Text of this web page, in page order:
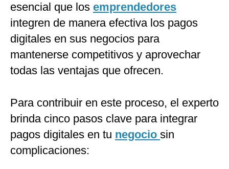
esencial que los emprendedores
integren de manera efectiva los pagos
digitales en sus negocios para
mantenerse competitivos y aprovechar
todas las ventajas que ofrecen.
Para contribuir en este proceso, el experto
brinda cinco pasos clave para integrar
pagos digitales en tu negocio sin
complicaciones: